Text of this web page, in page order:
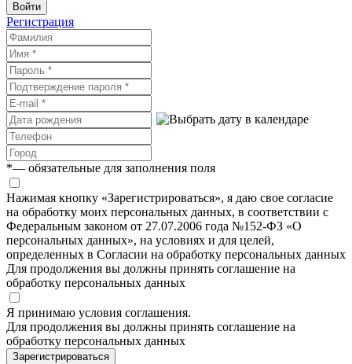
Войти
Регистрация
*— обязательные для заполнения поля
Нажимая кнопку «Зарегистрироваться», я даю свое согласие
на обработку моих персональных данных, в соответствии с
Федеральным законом от 27.07.2006 года №152-ФЗ «О
персональных данных», на условиях и для целей,
определенных в Согласии на обработку персональных данных
Для продолжения вы должны принять соглашение на
обработку персональных данных
Я принимаю условия соглашения.
Для продолжения вы должны принять соглашение на
обработку персональных данных
Зарегистрироваться